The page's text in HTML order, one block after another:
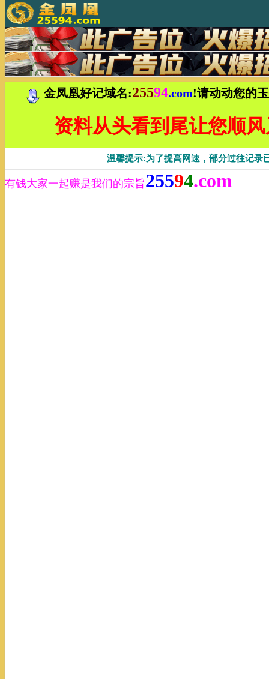
金凤凰好记域名:25594.com!请动动您的
资料从头看到尾让您顺
温馨提示:为了提高网速，部分过往记录
有钱大家一起赚是我们的宗旨25594.com